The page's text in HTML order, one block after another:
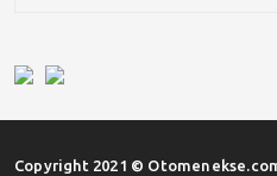
Copyright 2021 ©